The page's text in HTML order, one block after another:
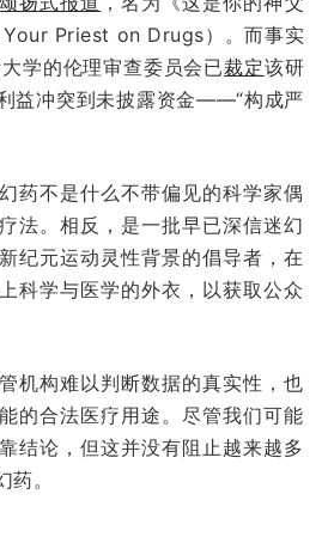
Priest on Drugs）。而事实
大学的伦理审查委员会已裁定该研
益冲突到未披露资金——“构成严
药不是什么不带偏见的科学家偶
法。相反，是一批早已深信迷幻
纪元运动灵性背景的倡导者，在
科学与医学的外衣，以获取公众
机构难以判断数据的真实性，也
的合法医疗用途。尽管我们可能
结论，但这并没有阻止越来越多
。